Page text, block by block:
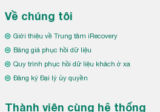
Về chúng tôi
Giới thiệu về Trung tâm iRecovery
Bảng giá phục hồi dữ liệu
Quy trình phục hồi dữ liệu khách ở xa
Đăng ký Đại lý ủy quyền
Thành viên cùng hệ thống